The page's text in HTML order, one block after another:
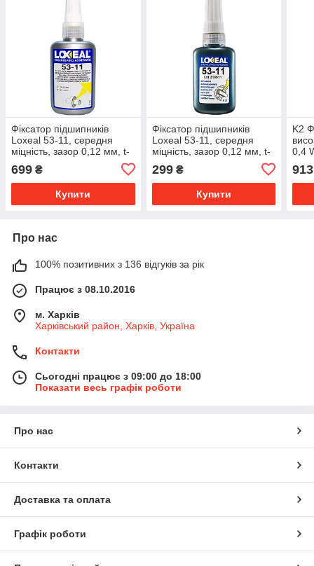
Фіксатор підшипників
Loxeal 53-11, середня
міцність, зазор 0,12 мм, t-
699 ₴
Купити
Фіксатор підшипників
Loxeal 53-11, середня
міцність, зазор 0,12 мм, t-
299₴
Купити
K2
0,4
913
Про нас
100% позитивних з 136 відгуків за рік
Працює з 08.10.2016
м. Харків
Харківський район, Харків, Україна
Контакти
Сьогодні працює з 09:00 до 18:00
Показати весь графік роботи
Про нас
Контакти
Доставка та оплата
Графік роботи